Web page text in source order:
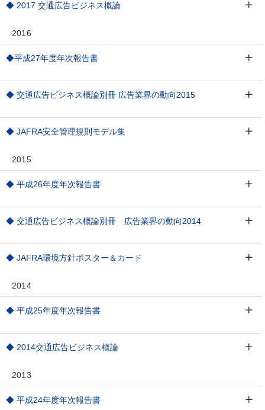
◆ 2017 交通広告ビジネス概論
2016
◆平成27年度年次報告書
◆ 交通広告ビジネス概論別冊 広告業界の動向2015
◆ JAFRA安全管理規則モデル集
2015
◆ 平成26年度年次報告書
◆ 交通広告ビジネス概論別冊 広告業界の動向2014
◆ JAFRA環境方針ポスター＆カード
2014
◆ 平成25年度年次報告書
◆ 2014交通広告ビジネス概論
2013
◆ 平成24年度年次報告書